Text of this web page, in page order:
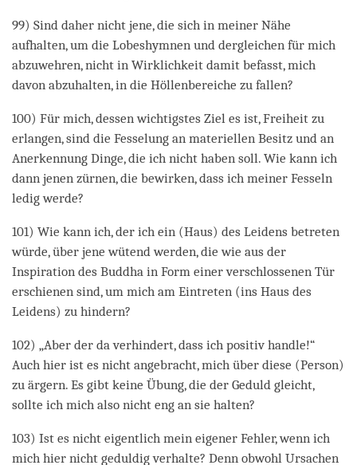
99) Sind daher nicht jene, die sich in meiner Nähe
aufhalten, um die Lobeshymnen und dergleichen für mich
abzuwehren, nicht in Wirklichkeit damit befasst, mich
davon abzuhalten, in die Höllenbereiche zu fallen?
100) Für mich, dessen wichtigstes Ziel es ist, Freiheit zu
erlangen, sind die Fesselung an materiellen Besitz und an
Anerkennung Dinge, die ich nicht haben soll. Wie kann ich
dann jenen zürnen, die bewirken, dass ich meiner Fesseln
ledig werde?
101) Wie kann ich, der ich ein (Haus) des Leidens betreten
würde, über jene wütend werden, die wie aus der
Inspiration des Buddha in Form einer verschlossenen Tür
erschienen sind, um mich am Eintreten (ins Haus des
Leidens) zu hindern?
102) „Aber der da verhindert, dass ich positiv handle!“
Auch hier ist es nicht angebracht, mich über diese (Person)
zu ärgern. Es gibt keine Übung, die der Geduld gleicht,
sollte ich mich also nicht eng an sie halten?
103) Ist es nicht eigentlich mein eigener Fehler, wenn ich
mich hier nicht geduldig verhalte? Denn obwohl Ursachen